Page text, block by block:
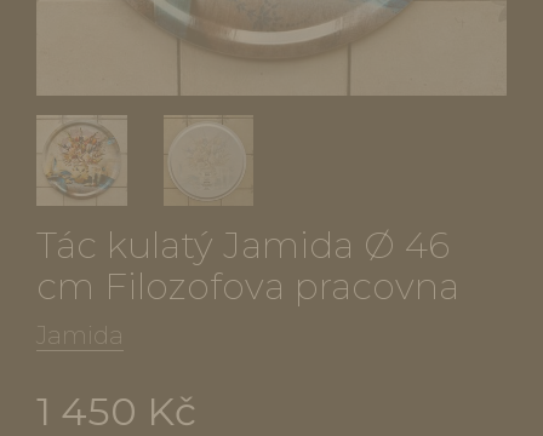
Tác kulatý Jamida Ø 46
cm Filozofova pracovna
Jamida
1 450 Kč